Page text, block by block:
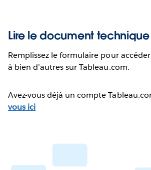
Lire le document technique
Remplissez le formulaire pour
à bien d’autres sur Tableau.com.
Avez-vous déjà un compte
vous ici